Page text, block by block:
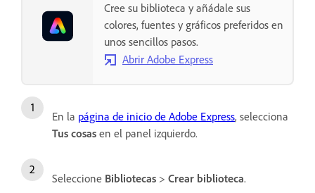
Cree su biblioteca y añádale sus
colores, fuentes y gráficos preferidos en
unos sencillos pasos.
Abrir Adobe Express
En la página de inicio de Adobe Express, selecciona
Tus cosas en el panel izquierdo.
Seleccione Bibliotecas > Crear biblioteca.